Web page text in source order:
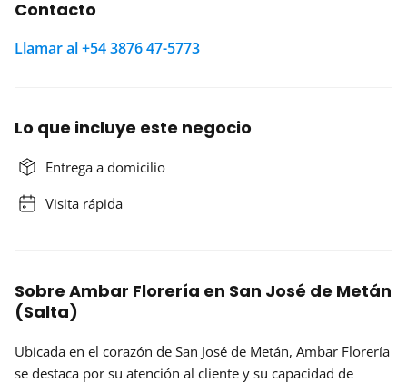
Contacto
Llamar al +54 3876 47-5773
Lo que incluye este negocio
Entrega a domicilio
Visita rápida
Sobre Ambar Florería en San José de Metán
(Salta)
Ubicada en el corazón de San José de Metán, Ambar Florería
se destaca por su atención al cliente y su capacidad de